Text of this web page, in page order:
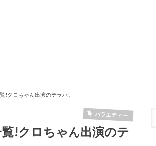
!クロちゃん出演のテラハ!
バラエティー
!クロちゃん出演のテ